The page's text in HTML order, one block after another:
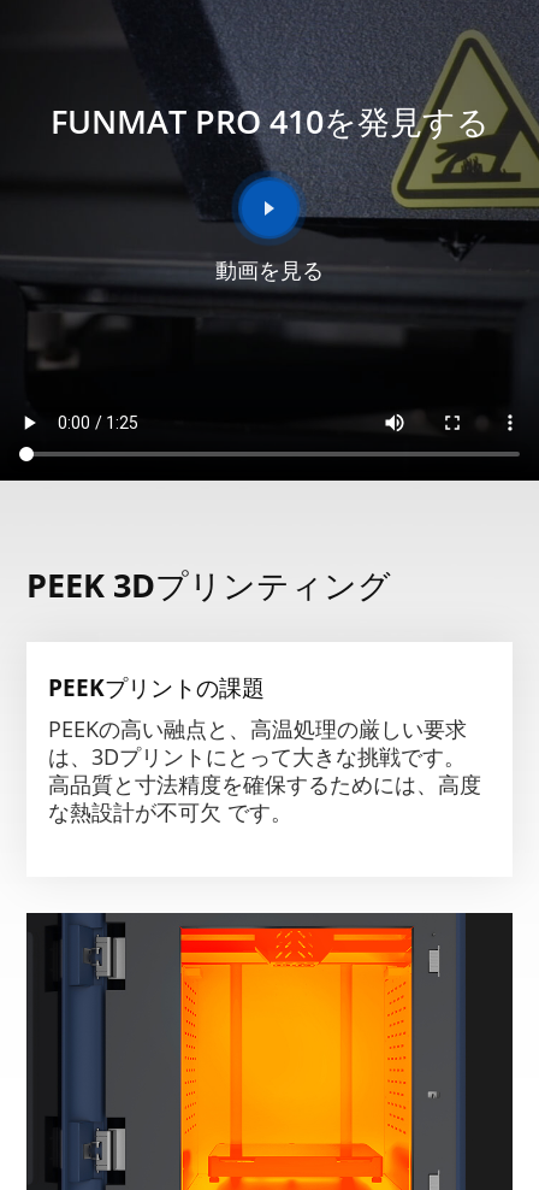
FUNMAT PRO 410を発見する
動画を見る
PEEK 3Dプリンティング
PEEKプリントの課題
PEEKの高い融点と、高温処理の厳しい要求
は、3Dプリントにとって大きな挑戦です。
高品質と寸法精度を確保するためには、高度
な熱設計が不可欠 です。